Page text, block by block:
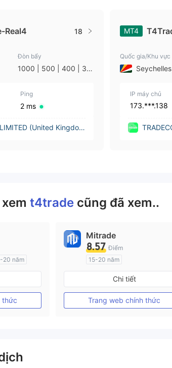
Real4 18
Đòn bẩy
1000 | 500 | 400 | 30
5 | 3 | 2 | 1
Ping
2 ms
(United Kingdo
MT4
Quốc gia/Khu vực
Seychelles
IP máy chủ
173.***.138
t4trade cũng đã xem..
20 năm
thức
Mitrade
8.57 Điểm
15-20 năm
Đăng ký tại Nước Úc
Tự tìm hiểu
Chi tiết
Trang web chính thức